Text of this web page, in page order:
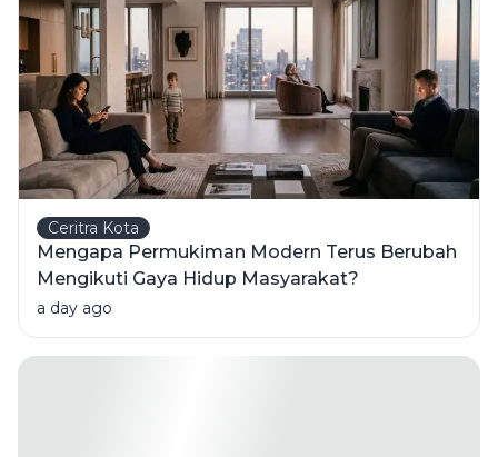
Ceritra Kota
Mengapa Permukiman Modern Terus Berubah
Mengikuti Gaya Hidup Masyarakat?
a day ago